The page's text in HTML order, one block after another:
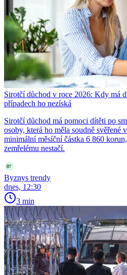
Sirotčí důchod v roce 2026: Kdy má
případech ho nezíská
Sirotčí důchod má pomoci dítěti po
osoby, která ho měla soudně svěřené
minimální měsíční částka 6 860
zemřelému nestačí.
Byznys trendy
dnes, 12:30
3 min